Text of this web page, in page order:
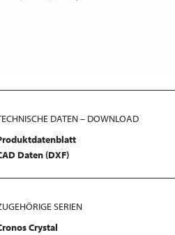
DATEN – DOWNLOAD
Daten (DXF)
SERIEN
Crystal